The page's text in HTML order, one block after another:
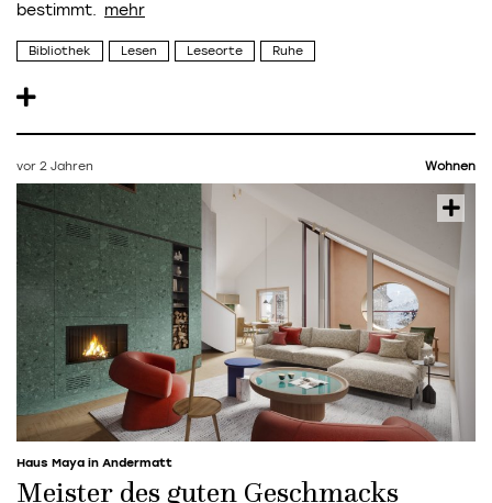
bestimmt.
Bibliothek Lesen Leseorte Ruhe
vor 2 Jahren Wohnen
Haus Maya in Andermatt
Meister des guten Geschmacks